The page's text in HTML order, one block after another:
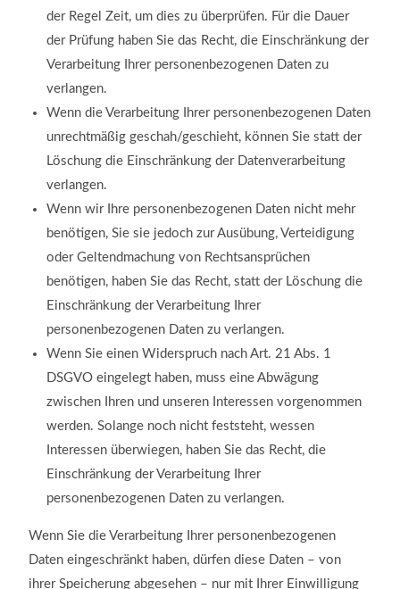
der Regel Zeit, um dies zu überprüfen. Für die Dauer
der Prüfung haben Sie das Recht, die Einschränkung der
Verarbeitung Ihrer personenbezogenen Daten zu
verlangen.
Wenn die Verarbeitung Ihrer personenbezogenen Daten
unrechtmäßig geschah/geschieht, können Sie statt der
Löschung die Einschränkung der Datenverarbeitung
verlangen.
Wenn wir Ihre personenbezogenen Daten nicht mehr
benötigen, Sie sie jedoch zur Ausübung, Verteidigung
oder Geltendmachung von Rechtsansprüchen
benötigen, haben Sie das Recht, statt der Löschung die
Einschränkung der Verarbeitung Ihrer
personenbezogenen Daten zu verlangen.
Wenn Sie einen Widerspruch nach Art. 21 Abs. 1
DSGVO eingelegt haben, muss eine Abwägung
zwischen Ihren und unseren Interessen vorgenommen
werden. Solange noch nicht feststeht, wessen
Interessen überwiegen, haben Sie das Recht, die
Einschränkung der Verarbeitung Ihrer
personenbezogenen Daten zu verlangen.
Wenn Sie die Verarbeitung Ihrer personenbezogenen
Daten eingeschränkt haben, dürfen diese Daten – von
ihrer Speicherung abgesehen – nur mit Ihrer Einwilligung